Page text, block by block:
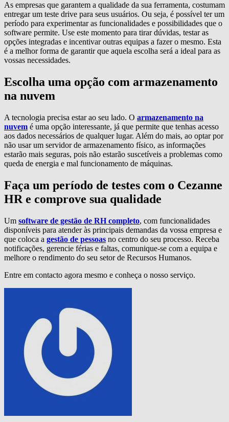
As empresas que garantem a qualidade da sua ferramenta, costumam
entregar um teste drive para seus usuários. Ou seja, é possível ter um
período para experimentar as funcionalidades e possibilidades que o
software permite. Use este momento para tirar dúvidas, testar as
opções integradas e incentivar outras equipas a fazer o mesmo. Esta
é a melhor forma de garantir que aquela escolha será a ideal para as
vossas necessidades.
Escolha uma opção com armazenamento
na nuvem
A tecnologia precisa estar ao seu lado. O armazenamento na
nuvem é uma opção interessante, já que permite que tenhas acesso
aos dados necessários de qualquer lugar. Além do mais, ao optar por
não usar um servidor de armazenamento físico, as informações
estarão mais seguras, pois não estarão suscetíveis a problemas como
queda de energia e mal funcionamento de máquinas.
Faça um período de testes com o Cezanne
HR e comprove sua qualidade
Um software de gestão de RH completo, com funcionalidades
disponíveis para atender às principais demandas da vossa empresa e
que coloca a gestão de pessoas no centro do seu processo. Receba
notificações, gerencie férias e faltas, comunique-se com a equipa e
melhore o rendimento do seu setor de Recursos Humanos.
Entre em contacto agora mesmo e conheça o nosso serviço.